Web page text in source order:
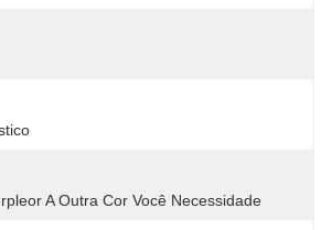
A Outra Cor Você Necessidade